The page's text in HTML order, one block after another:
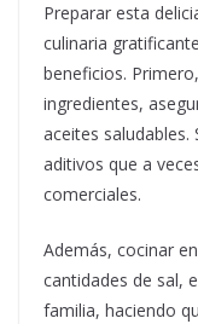
Preparar esta
culinaria
beneficios.
ingredientes,
aceites
aditivos que a
comerciales.
Además, cocinar
cantidades de sal,
familia, haciendo